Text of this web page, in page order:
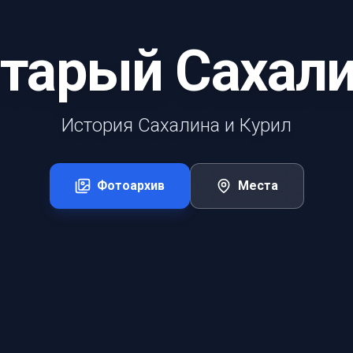
История Сахалина и Курил
Фотоархив Места